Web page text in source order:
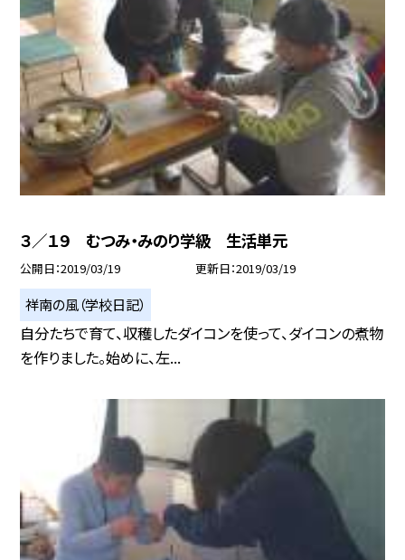
３／１９ むつみ・みのり学級 生活単元
公開日 2019/03/19 更新日 2019/03/19
祥南の風（学校日記）
自分たちで育て、収穫したダイコンを使って、ダイコンの煮物
を作りました。始めに、左...